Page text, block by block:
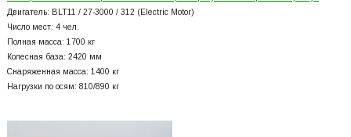
Двигатель: BLT11 / 27-3000 / 312 (Electric Motor)
Число мест: 4 чел.
Полная масса: 1700 кг
Колесная база: 2420 мм
Снаряженная масса: 1400 кг
Нагрузки по осям: 810/890 кг